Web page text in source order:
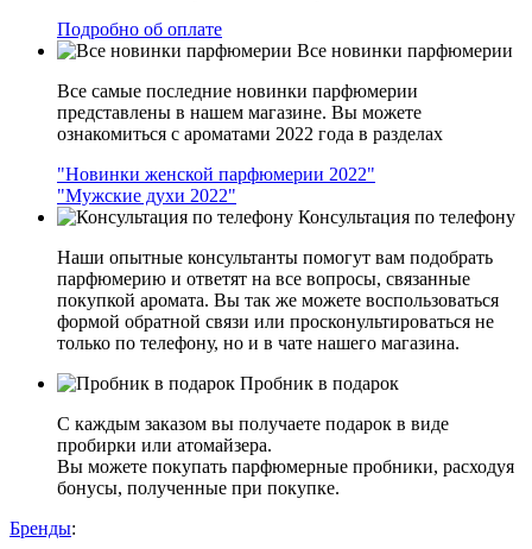
Подробно об оплате
Все новинки парфюмерии
Все самые последние новинки парфюмерии
представлены в нашем магазине. Вы можете
ознакомиться с ароматами 2022 года в разделах
"Новинки женской парфюмерии 2022"
"Мужские духи 2022"
Консультация по телефону
Наши опытные консультанты помогут вам подобрать
парфюмерию и ответят на все вопросы, связанные
покупкой аромата. Вы так же можете воспользоваться
формой обратной связи или просконультироваться не
только по телефону, но и в чате нашего магазина.
Пробник в подарок
С каждым заказом вы получаете подарок в виде
пробирки или атомайзера.
Вы можете покупать парфюмерные пробники, расходуя
бонусы, полученные при покупке.
Бренды: